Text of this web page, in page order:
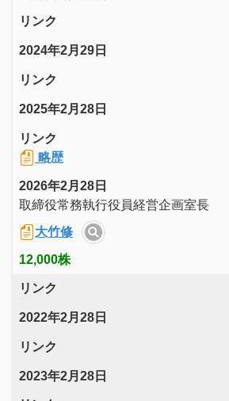
リンク
2024年2月29日
リンク
2025年2月28日
リンク
略歴
2026年2月28日
取締役常務執行役員経営企画室長
大竹修
12,000株
リンク
2022年2月28日
リンク
2023年2月28日